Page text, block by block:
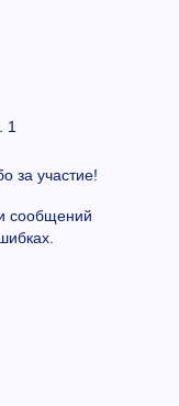
1
за участие!
сообщений